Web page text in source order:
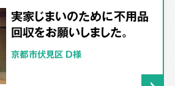
実家じまいのために不用品
回収をお願いしました。
京都市伏見区 D様